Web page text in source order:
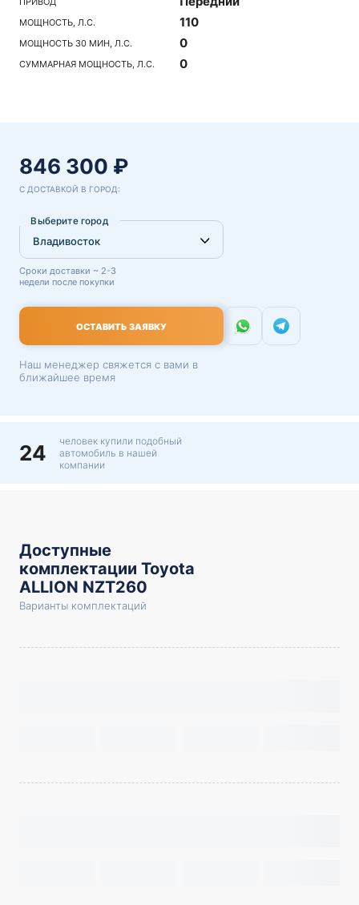
МОЩНОСТЬ, Л.С. 110
МОЩНОСТЬ 30 МИН, Л.С. 0
СУММАРНАЯ МОЩНОСТЬ, Л.С. 0
846 300 ₽
С ДОСТАВКОЙ В ГОРОД:
Выберите город
Сроки доставки ~ 2-3
недели после покупки
ОСТАВИТЬ ЗАЯВКУ
Наш менеджер свяжется с вами в
ближайшее время
24
человек купили подобный
автомобиль в нашей
компании
Доступные
комплектации Toyota
ALLION NZT260
Варианты комплектаций